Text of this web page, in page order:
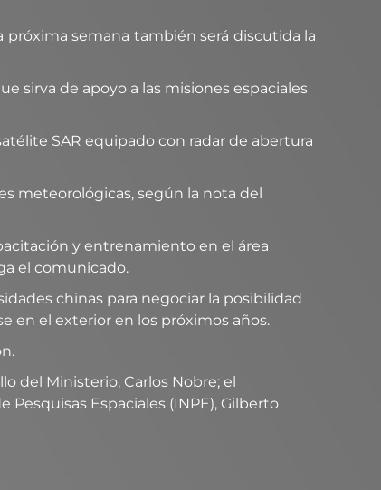
próxima semana también será discutida la
sirva de apoyo a las misiones espaciales
SAR equipado con radar de abertura
meteorológicas, según la nota del
y entrenamiento en el área
el comunicado.
chinas para negociar la posibilidad
en el exterior en los próximos años.
del Ministerio, Carlos Nobre; el
Espaciales (INPE), Gilberto